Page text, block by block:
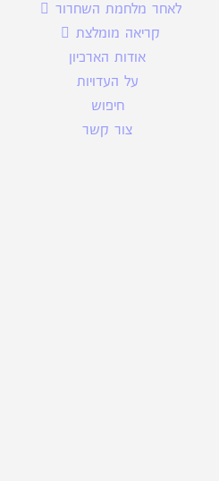
לאחר מלחמת השחרור
קריאה מומלצת
אודות הארכיון
על העדויות
חיפוש
צור קשר